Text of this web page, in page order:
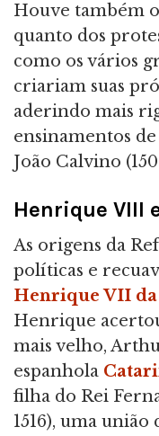
Houve também
quanto dos
como os vários
criariam suas
aderindo mais
ensinamentos
João Calvino
Henrique VIII
As origens da
políticas e
Henrique VII
Henrique
mais velho,
espanhola
filha do Rei
1516), uma